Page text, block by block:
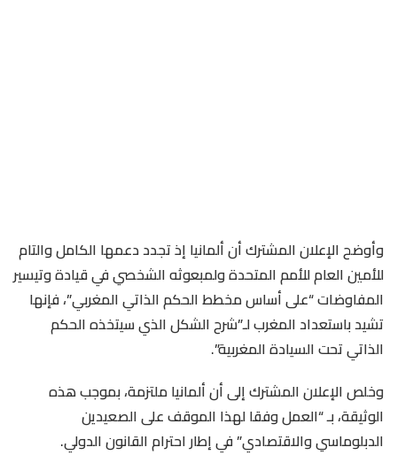
وأوضح الإعلان المشترك أن ألمانيا إذ تجدد دعمها الكامل والتام
للأمين العام للأمم المتحدة ولمبعوثه الشخصي في قيادة وتيسير
المفاوضات “على أساس مخطط الحكم الذاتي المغربي”، فإنها
تشيد باستعداد المغرب لـ”شرح الشكل الذي سيتخذه الحكم
الذاتي تحت السيادة المغربية”.
وخلص الإعلان المشترك إلى أن ألمانيا ملتزمة، بموجب هذه
الوثيقة، بـ “العمل وفقا لهذا الموقف على الصعيدين
الدبلوماسي والاقتصادي” في إطار احترام القانون الدولي.